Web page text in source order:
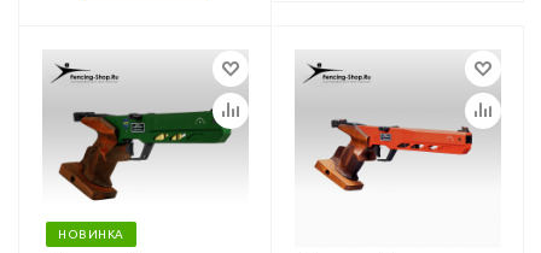
НОВИНКА